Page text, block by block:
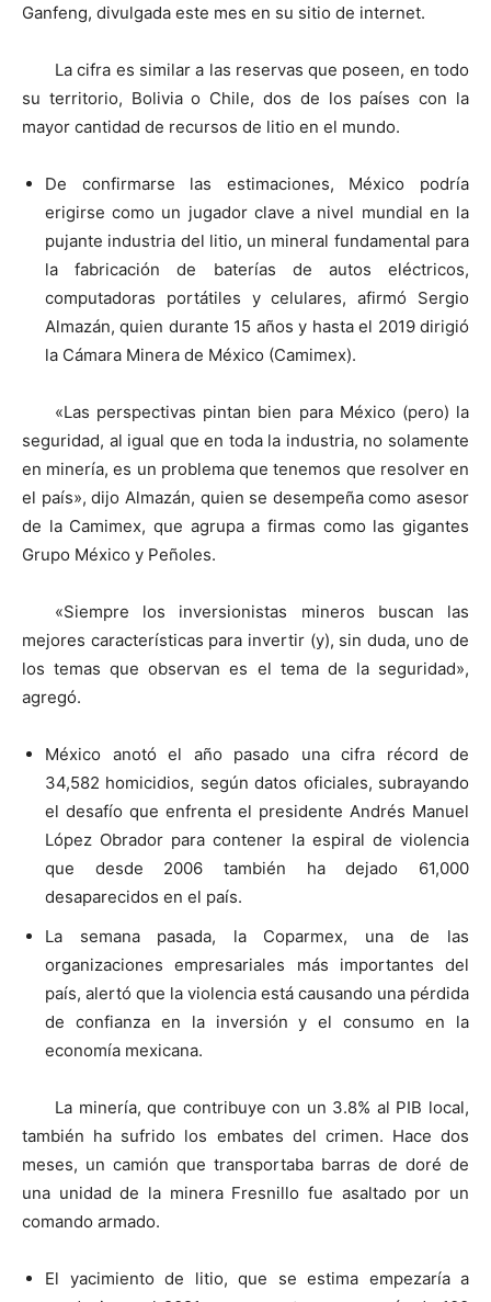
Ganfeng, divulgada este mes en su sitio de internet.
La cifra es similar a las reservas que poseen, en todo
su territorio, Bolivia o Chile, dos de los países con la
mayor cantidad de recursos de litio en el mundo.
De confirmarse las estimaciones, México podría
erigirse como un jugador clave a nivel mundial en la
pujante industria del litio, un mineral fundamental para
la fabricación de baterías de autos eléctricos,
computadoras portátiles y celulares, afirmó Sergio
Almazán, quien durante 15 años y hasta el 2019 dirigió
la Cámara Minera de México (Camimex).
«Las perspectivas pintan bien para México (pero) la
seguridad, al igual que en toda la industria, no solamente
en minería, es un problema que tenemos que resolver en
el país», dijo Almazán, quien se desempeña como asesor
de la Camimex, que agrupa a firmas como las gigantes
Grupo México y Peñoles.
«Siempre los inversionistas mineros buscan las
mejores características para invertir (y), sin duda, uno de
los temas que observan es el tema de la seguridad»,
agregó.
México anotó el año pasado una cifra récord de
34,582 homicidios, según datos oficiales, subrayando
el desafío que enfrenta el presidente Andrés Manuel
López Obrador para contener la espiral de violencia
que desde 2006 también ha dejado 61,000
desaparecidos en el país.
La semana pasada, la Coparmex, una de las
organizaciones empresariales más importantes del
país, alertó que la violencia está causando una pérdida
de confianza en la inversión y el consumo en la
economía mexicana.
La minería, que contribuye con un 3.8% al PIB local,
también ha sufrido los embates del crimen. Hace dos
meses, un camión que transportaba barras de doré de
una unidad de la minera Fresnillo fue asaltado por un
comando armado.
El yacimiento de litio, que se estima empezaría a